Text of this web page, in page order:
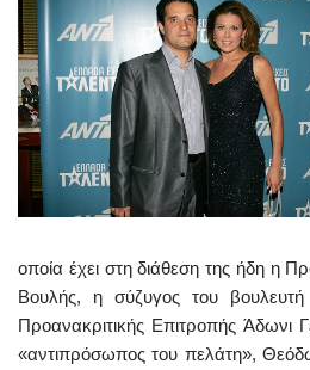
οποία έχει στη διάθεση της ήδη η
Βουλής, η σύζυγος του
Προανακριτικής Επιτροπής Άδωνι
«αντιπρόσωπος του πελάτη»,